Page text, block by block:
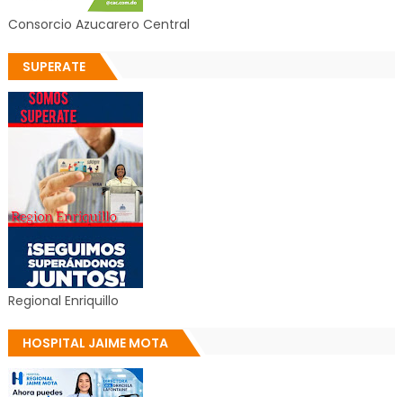
Consorcio Azucarero Central
SUPERATE
Regional Enriquillo
HOSPITAL JAIME MOTA